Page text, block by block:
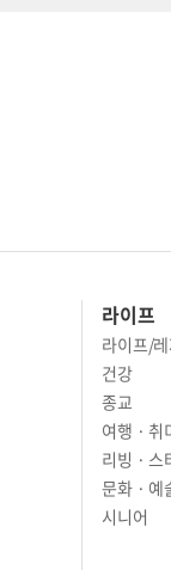
라이프
라이프/레
건강
종교
여행 · 취
리빙 · 스